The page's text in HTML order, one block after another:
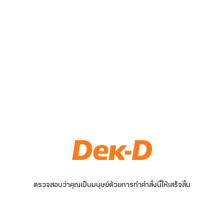
ตรวจสอบว่าคุณเป็นมนุษย์ด้วยการทำคำสั่งนี้ให้เสร็จสิ้น